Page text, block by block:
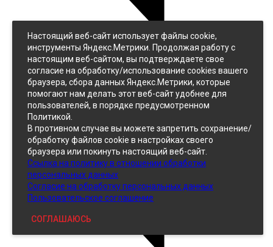
Джинс
Однотонный
Принтованный
Кожзам
Настоящий веб-сайт использует файлы cookie,
инструменты Яндекс.Метрики. Продолжая работу с
настоящим веб-сайтом, вы подтверждаете свое
согласие на обработку/использование cookies вашего
браузера, сбора данных Яндекс.Метрики, которые
помогают нам делать этот веб-сайт удобнее для
пользователей, в порядке предусмотренном
Политикой.
В противном случае вы можете запретить сохранение/
обработку файлов cookie в настройках своего
браузера или покинуть настоящий веб-сайт.
Ссылка на политику в отношении обработки
персональных данных
Согласие на обработку персональных данных
Пользовательское соглашение
СОГЛАШАЮСЬ